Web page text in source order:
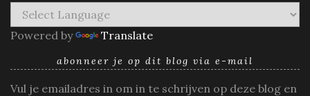
Powered by Translate
abonneer je op dit blog via e-mail
Vul je emailadres in om in te schrijven op deze blog en